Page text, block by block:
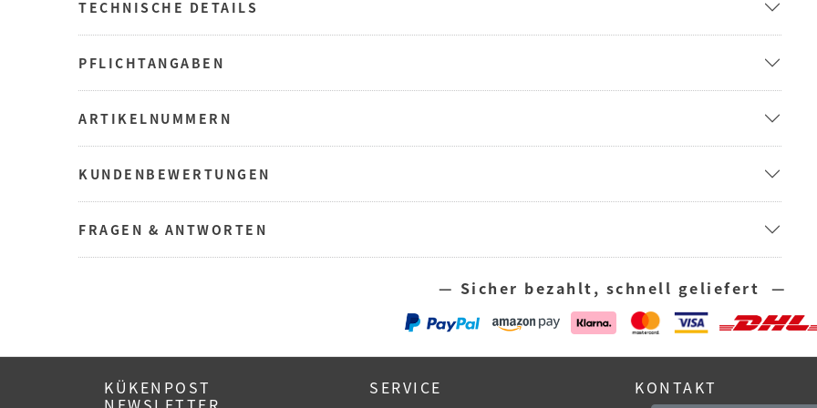
TECHNISCHE DETAILS
PFLICHTANGABEN
ARTIKELNUMMERN
KUNDENBEWERTUNGEN
FRAGEN & ANTWORTEN
— Sicher bezahlt, schnell geliefert —
KÜKENPOST SERVICE KONTAKT